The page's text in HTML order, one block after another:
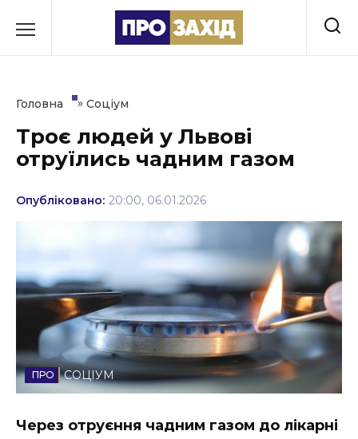
до
Культура
Освіта
Соціум
Спорт
Стиль життя
Головна » Соціум
Троє людей у Львові
отруїлись чадним газом
Опубліковано: 20:00, 06.01.2026
СОЦІУМ
Через отруєння чадним газом до лікарні